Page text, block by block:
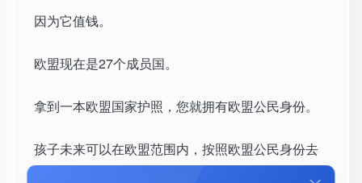
因为它值钱。
欧盟现在是27个成员国。
拿到一本欧盟国家护照，您就拥有欧盟公民身份。
孩子未来可以在欧盟范围内，按照欧盟公民身份去
考虑学习、就业和生活。